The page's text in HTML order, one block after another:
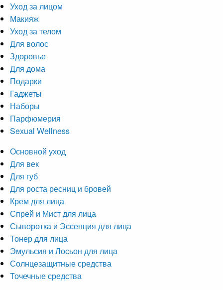
Уход за лицом
Макияж
Уход за телом
Для волос
Здоровье
Для дома
Подарки
Гаджеты
Наборы
Парфюмерия
Sexual Wellness
Основной уход
Для век
Для губ
Для роста ресниц и бровей
Крем для лица
Спрей и Мист для лица
Сыворотка и Эссенция для лица
Тонер для лица
Эмульсия и Лосьон для лица
Солнцезащитные средства
Точечные средства